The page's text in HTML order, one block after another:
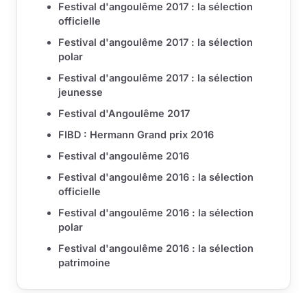
Festival d'angoulême 2017 : la sélection
officielle
Festival d'angoulême 2017 : la sélection
polar
Festival d'angoulême 2017 : la sélection
jeunesse
Festival d'Angoulême 2017
FIBD : Hermann Grand prix 2016
Festival d'angoulême 2016
Festival d'angoulême 2016 : la sélection
officielle
Festival d'angoulême 2016 : la sélection
polar
Festival d'angoulême 2016 : la sélection
patrimoine